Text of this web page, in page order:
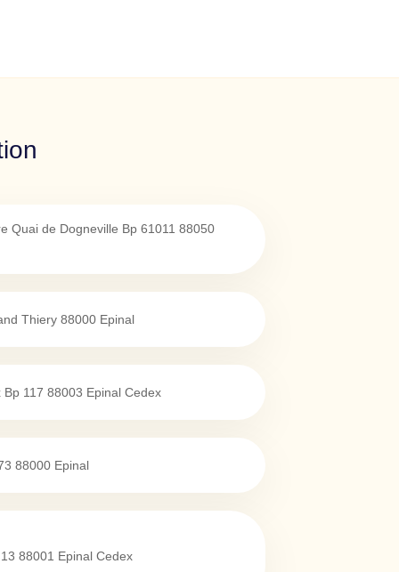
Quai de Dogneville Bp 61011 88050
Thiery 88000 Epinal
Bp 117 88003 Epinal Cedex
88000 Epinal
88001 Epinal Cedex